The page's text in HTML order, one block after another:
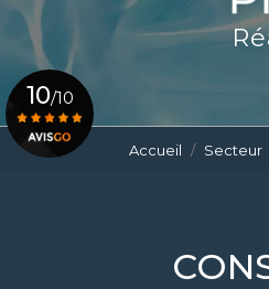
10/10
Accueil Secteur